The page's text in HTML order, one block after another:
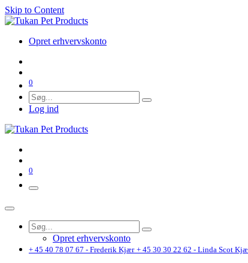
Skip to Content
Opret erhvervskonto
0
Log ind
0
Opret erhvervskonto
+ 45 40 78 07 67 - Frederik Kjær + 45 30 30 22 62 - Linda Scot